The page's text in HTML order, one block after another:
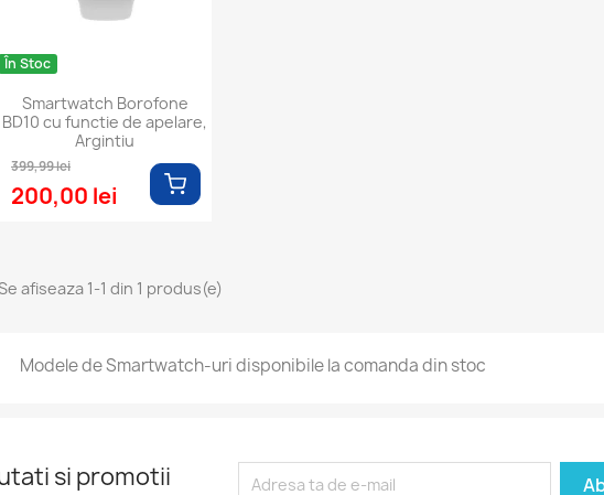
În Stoc
Smartwatch Borofone
BD10 cu functie de apelare,
Argintiu
399,99 lei
200,00 lei
afiseaza 1-1 din 1 produs(e)
Modele de Smartwatch-uri disponibile la comanda din stoc
si promotii